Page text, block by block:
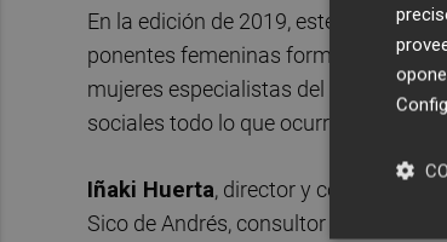
En la edición de 2019, este congreso
ponentes femeninas formarán parte
mujeres especialistas del equipo de
sociales todo lo que ocurra en el
Iñaki Huerta, director y consultor de
Sico de Andrés, consultor SEO y